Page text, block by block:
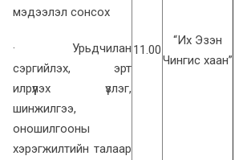
мэдээлэл сонсох
· Урьдчилан
сэргийлэх, эрт
илрүүлэх үзлэг,
шинжилгээ,
оношилгооны
хэрэгжилтийн талаар
11.00
“Их Эзэн
Чингис хаан”